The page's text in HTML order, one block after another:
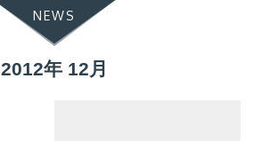
NEWS
2012年 12月